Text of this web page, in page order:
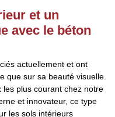
et un
avec le béton
actuellement et ont
que sur sa beauté visuelle.
plus courant chez notre
et innovateur, ce type
les sols intérieurs